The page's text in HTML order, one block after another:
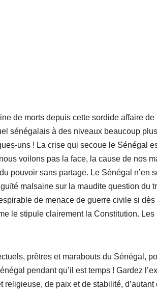
de morts depuis cette sordide affaire
sénégalais à des niveaux beaucoup
uns ! La crise qui secoue le Sénégal
voilons pas la face, la cause de nos
pouvoir sans partage. Le Sénégal n’en
malsaine sur la maudite question du
de menace de guerre civile si
le stipule clairement la Constitution.
prêtres et marabouts du Sénégal,
pendant qu’il est temps ! Gardez
religieuse, de paix et de stabilité,